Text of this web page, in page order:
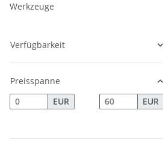
Werkzeuge
Verfügbarkeit
Preisspanne
EUR
EUR